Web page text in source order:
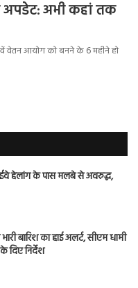
अभी कहां तक
वेतन आयोग को बनने के 6 महीने हो
हेलांग के पास मलबे से अवरुद्ध,
बारिश का हाई अलर्ट, सीएम धामी
दिए निर्देश